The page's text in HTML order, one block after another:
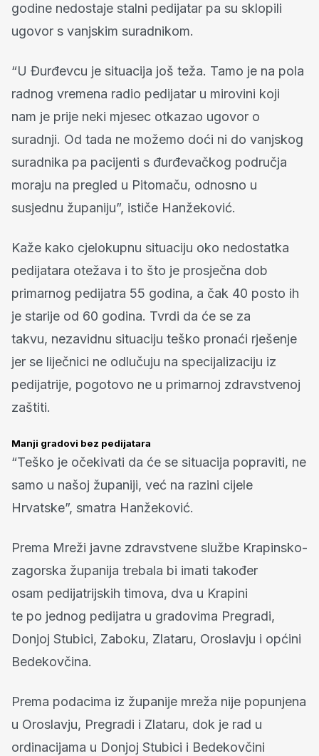
godine nedostaje stalni pedijatar pa su sklopili
ugovor s vanjskim suradnikom.
“U Đurđevcu je situacija još teža. Tamo je na pola
radnog vremena radio pedijatar u mirovini koji
nam je prije neki mjesec otkazao ugovor o
suradnji. Od tada ne možemo doći ni do vanjskog
suradnika pa pacijenti s đurđevačkog područja
moraju na pregled u Pitomaču, odnosno u
susjednu županiju”, ističe Hanžeković.
Kaže kako cjelokupnu situaciju oko nedostatka
pedijatara otežava i to što je prosječna dob
primarnog pedijatra 55 godina, a čak 40 posto ih
je starije od 60 godina. Tvrdi da će se za
takvu, nezavidnu situaciju teško pronaći rješenje
jer se liječnici ne odlučuju na specijalizaciju iz
pedijatrije, pogotovo ne u primarnoj zdravstvenoj
zaštiti.
Manji gradovi bez pedijatara
“Teško je očekivati da će se situacija popraviti, ne
samo u našoj županiji, već na razini cijele
Hrvatske”, smatra Hanžeković.
Prema Mreži javne zdravstvene službe Krapinsko-
zagorska županija trebala bi imati također
osam pedijatrijskih timova, dva u Krapini
te po jednog pedijatra u gradovima Pregradi,
Donjoj Stubici, Zaboku, Zlataru, Oroslavju i općini
Bedekovčina.
Prema podacima iz županije mreža nije popunjena
u Oroslavju, Pregradi i Zlataru, dok je rad u
ordinacijama u Donjoj Stubici i Bedekovčini